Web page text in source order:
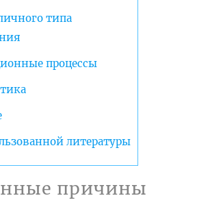
типа
процессы
литературы
причины